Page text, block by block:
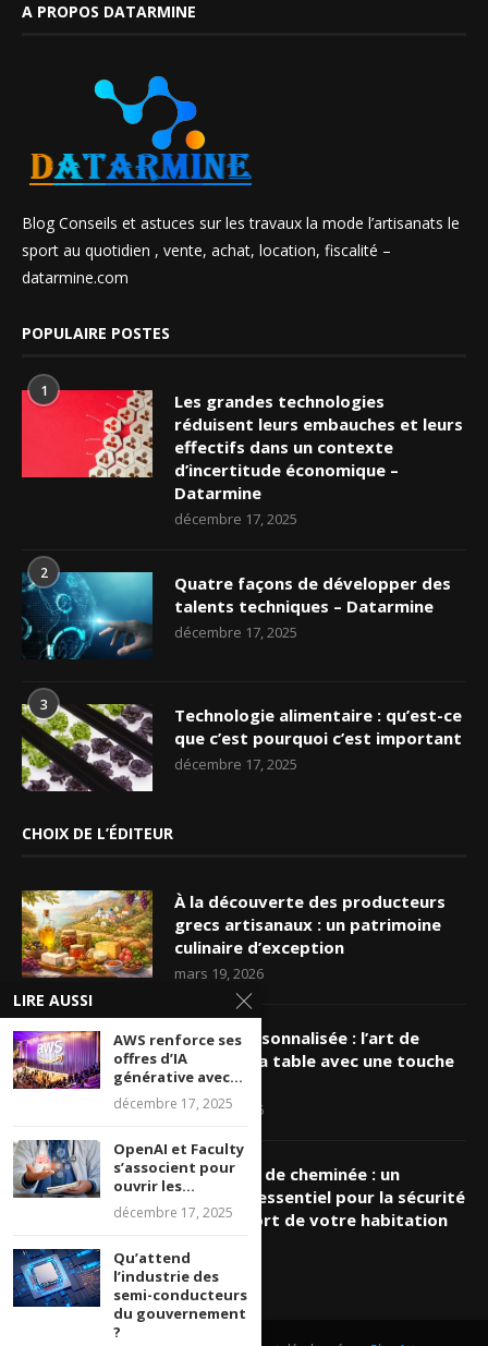
A PROPOS DATARMINE
Blog Conseils et astuces sur les travaux la mode l’artisanats le
sport au quotidien , vente, achat, location, fiscalité –
datarmine.com
POPULAIRE POSTES
1
Les grandes technologies
réduisent leurs embauches et leurs
effectifs dans un contexte
d’incertitude économique –
Datarmine
décembre 17, 2025
2
Quatre façons de développer des
talents techniques – Datarmine
décembre 17, 2025
3
Technologie alimentaire : qu’est-ce
que c’est pourquoi c’est important
décembre 17, 2025
CHOIX DE L’ÉDITEUR
À la découverte des producteurs
grecs artisanaux : un patrimoine
culinaire d’exception
mars 19, 2026
Nappe personnalisée : l’art de
sublimer sa table avec une touche
unique
mars 16, 2026
Ramonage de cheminée : un
entretien essentiel pour la sécurité
et le confort de votre habitation
LIRE AUSSI
AWS renforce ses
offres d’IA
générative avec...
décembre 17, 2025
OpenAI et Faculty
s’associent pour
ouvrir les...
décembre 17, 2025
Qu’attend
l’industrie des
semi-conducteurs
du gouvernement
?